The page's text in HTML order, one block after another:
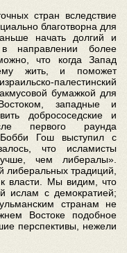
стран вследствие
благотворна для
начать долгий и
направлении более
что когда Запад
жить, и поможет
палестинский
бумажкой для
западные и
добрососедские и
первого раунда
Гош выступил с
что исламисты
чем либералы».
либеральных традиций,
власти. Мы видим, что
ислам с демократией;
странам не
Востоке подобное
перспективы, нежели